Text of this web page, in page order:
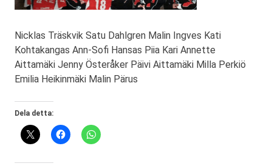
Nicklas Träskvik Satu Dahlgren Malin Ingves Kati
Kohtakangas Ann-Sofi Hansas Piia Kari Annette
Aittamäki Jenny Österåker Päivi Aittamäki Milla Perkiö
Emilia Heikinmäki Malin Pärus
Dela detta: